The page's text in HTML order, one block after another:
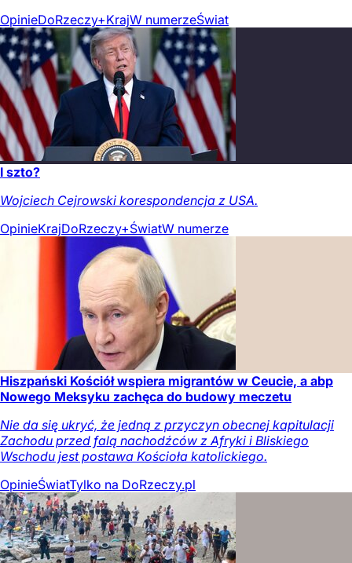
OpinieDoRzeczy+KrajW numerzeŚwiat
I szto?
Wojciech Cejrowski korespondencja z USA.
OpinieKrajDoRzeczy+ŚwiatW numerze
Hiszpański Kościół wspiera migrantów w Ceucie, a abp
Nowego Meksyku zachęca do budowy meczetu
Nie da się ukryć, że jedną z przyczyn obecnej kapitulacji
Zachodu przed falą nachodźców z Afryki i Bliskiego
Wschodu jest postawa Kościoła katolickiego.
OpinieŚwiatTylko na DoRzeczy.pl